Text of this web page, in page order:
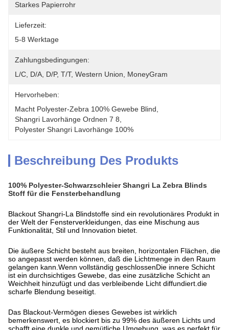
Starkes Papierrohr
Lieferzeit:
5-8 Werktage
Zahlungsbedingungen:
L/C, D/A, D/P, T/T, Western Union, MoneyGram
Hervorheben:
Macht Polyester-Zebra 100% Gewebe Blind
Shangri Lavorhänge Ordnen 7 8
Polyester Shangri Lavorhänge 100%
Beschreibung Des Produkts
100% Polyester-Schwarzschleier Shangri La Zebra Blinds
Stoff für die Fensterbehandlung
Blackout Shangri-La Blindstoffe sind ein revolutionäres Produkt in
der Welt der Fensterverkleidungen, das eine Mischung aus
Funktionalität, Stil und Innovation bietet.
Die äußere Schicht besteht aus breiten, horizontalen Flächen, die
so angepasst werden können, daß die Lichtmenge in den Raum
gelangen kann.Wenn vollständig geschlossenDie innere Schicht
ist ein durchsichtiges Gewebe, das eine zusätzliche Schicht an
Weichheit hinzufügt und das verbleibende Licht diffundiert.die
scharfe Blendung beseitigt.
Das Blackout-Vermögen dieses Gewebes ist wirklich
bemerkenswert, es blockiert bis zu 99% des äußeren Lichts und